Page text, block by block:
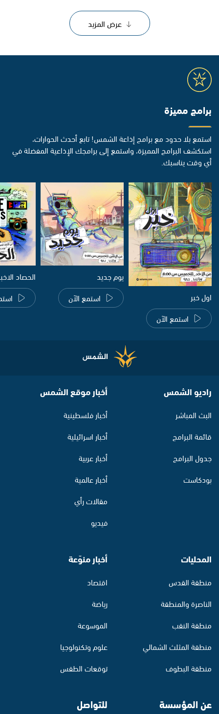
عرض المزيد
برامج مميزة
استمع بلا حدود مع برامج إذاعة الشمس! تابع أحدث الحوارات،
استكشف البرامج المميزة، واستمع إلى برامجك الإذاعية المفضلة في
أي وقت يناسبك.
اول خبر
استمع الآن
يوم جديد
استمع الآن
الحصاد
راديو الشمس
البث المباشر
قائمة البرامج
جدول البرامج
بودكاست
أخبار موقع الشمس
أخبار فلسطينية
أخبار اسرائيلية
أخبار عربية
أخبار عالمية
مقالات رأي
فيديو
المحليات
منطقة القدس
الناصرة والمنطقة
منطقة النقب
منطقة المثلث الشمالي
منطقة البطوف
أخبار منوّعة
اقتصاد
رياضة
الموسوعة
علوم وتكنولوجيا
توقعات الطقس
عن المؤسسة للتواصل